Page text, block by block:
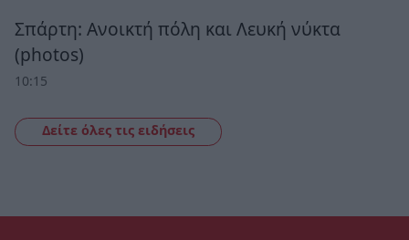
Σπάρτη: Ανοικτή πόλη και Λευκή νύκτα
(photos)
10:15
Δείτε όλες τις ειδήσεις